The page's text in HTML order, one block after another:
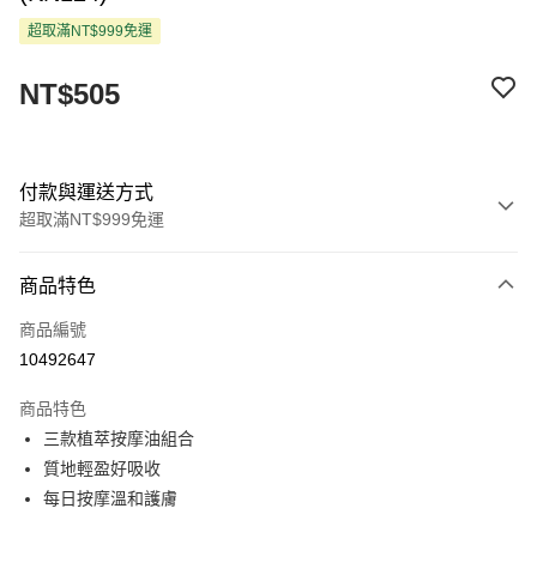
超取滿NT$999免運
NT$505
付款與運送方式
超取滿NT$999免運
信用卡一次付款
超商取貨付款
Apple Pay
街口支付
商品特色
商品編號
10492647
商品特色
三款植萃按摩油組合
質地輕盈好吸收
每日按摩溫和護膚